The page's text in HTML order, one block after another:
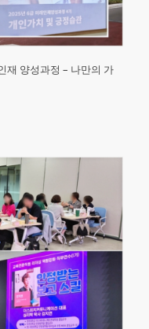
재 양성과정 – 나만의 가